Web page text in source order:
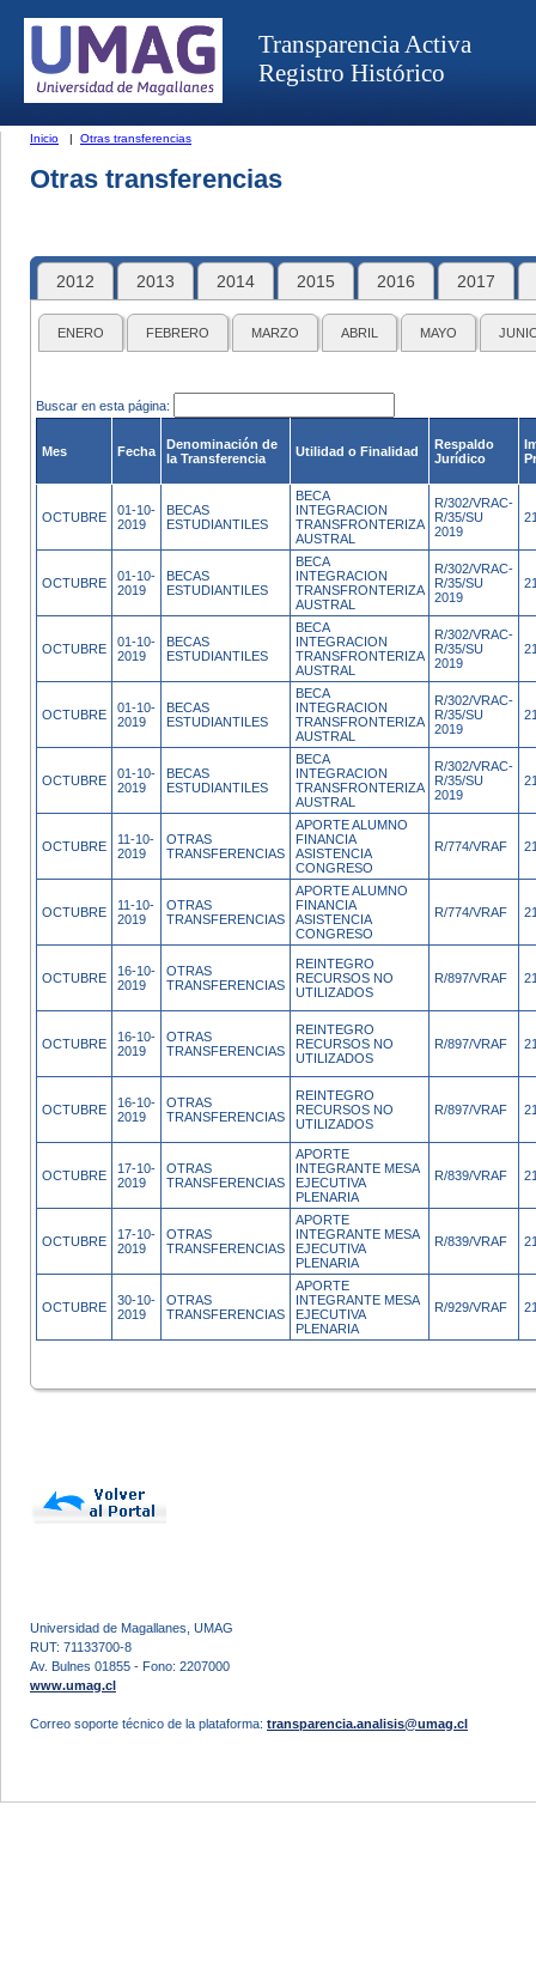
Transparencia Activa
Registro Histórico
Inicio | Otras transferencias
Otras transferencias
2012 2013 2014 2015 2016 2017
ENERO FEBRERO MARZO ABRIL MAYO
Buscar en esta página:
Mes Fecha
Denominación de
la Transferencia
Utilidad o Finalidad
Respaldo
Jurídico
OCTUBRE
01-10-
2019
BECAS
ESTUDIANTILES
BECA
INTEGRACION
TRANSFRONTERIZA
AUSTRAL
R/302/VRAC-
R/35/SU
2019
OCTUBRE
01-10-
2019
BECAS
ESTUDIANTILES
BECA
INTEGRACION
TRANSFRONTERIZA
AUSTRAL
R/302/VRAC-
R/35/SU
2019
OCTUBRE
01-10-
2019
BECAS
ESTUDIANTILES
BECA
INTEGRACION
TRANSFRONTERIZA
AUSTRAL
R/302/VRAC-
R/35/SU
2019
OCTUBRE
01-10-
2019
BECAS
ESTUDIANTILES
BECA
INTEGRACION
TRANSFRONTERIZA
AUSTRAL
R/302/VRAC-
R/35/SU
2019
OCTUBRE
01-10-
2019
BECAS
ESTUDIANTILES
BECA
INTEGRACION
TRANSFRONTERIZA
AUSTRAL
R/302/VRAC-
R/35/SU
2019
OCTUBRE
11-10-
2019
OTRAS
TRANSFERENCIAS
APORTE ALUMNO
FINANCIA
ASISTENCIA
CONGRESO
R/774/VRAF
OCTUBRE
11-10-
2019
OTRAS
TRANSFERENCIAS
APORTE ALUMNO
FINANCIA
ASISTENCIA
CONGRESO
R/774/VRAF
OCTUBRE
16-10-
2019
OTRAS
TRANSFERENCIAS
REINTEGRO
RECURSOS NO
UTILIZADOS
R/897/VRAF
OCTUBRE
16-10-
2019
OTRAS
TRANSFERENCIAS
REINTEGRO
RECURSOS NO
UTILIZADOS
R/897/VRAF
OCTUBRE
16-10-
2019
OTRAS
TRANSFERENCIAS
REINTEGRO
RECURSOS NO
UTILIZADOS
R/897/VRAF
OCTUBRE
17-10-
2019
OTRAS
TRANSFERENCIAS
APORTE
INTEGRANTE MESA
EJECUTIVA
PLENARIA
R/839/VRAF
OCTUBRE
17-10-
2019
OTRAS
TRANSFERENCIAS
APORTE
INTEGRANTE MESA
EJECUTIVA
PLENARIA
R/839/VRAF
OCTUBRE
30-10-
2019
OTRAS
TRANSFERENCIAS
APORTE
INTEGRANTE MESA
EJECUTIVA
PLENARIA
R/929/VRAF
Universidad de Magallanes, UMAG
RUT: 71133700-8
Av. Bulnes 01855 - Fono: 2207000
www.umag.cl
Correo soporte técnico de la plataforma: transparencia.analisis@umag.cl